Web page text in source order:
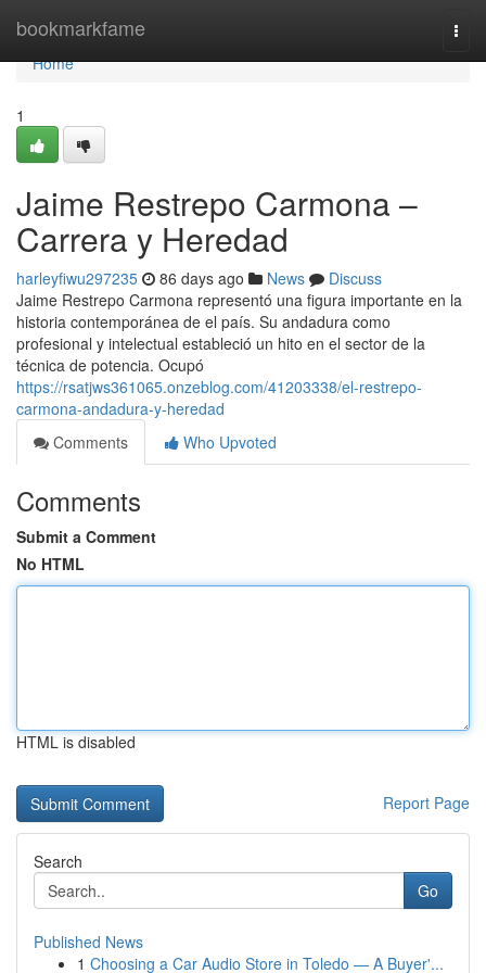
bookmarkfame
Home
Home
1
Jaime Restrepo Carmona –
Carrera y Heredad
harleyfiwu297235 86 days ago News
Discuss
Jaime Restrepo Carmona representó una figura importante en la
historia contemporánea de el país. Su andadura como
profesional y intelectual estableció un hito en el sector de la
técnica de potencia. Ocupó
https://rsatjws361065.onzeblog.com/41203338/el-restrepo-
carmona-andadura-y-heredad
Comments
Who Upvoted
Comments
Submit a Comment
No HTML
HTML is disabled
Report Page
Search
Go
Published News
1 Choosing a Car Audio Store in Toledo — A Buyer'...